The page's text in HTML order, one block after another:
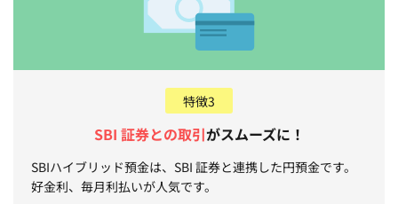
特徴3
SBI 証券との取引がスムーズに！
SBIハイブリッド預金は、SBI 証券と連携した円預金です。
好金利、毎月利払いが人気です。